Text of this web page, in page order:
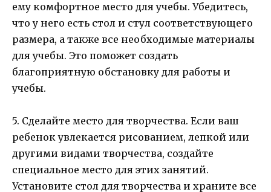
ему комфортное место для учебы. Убедитесь,
что у него есть стол и стул соответствующего
размера, а также все необходимые материалы
для учебы. Это поможет создать
благоприятную обстановку для работы и
учебы.
5. Сделайте место для творчества. Если ваш
ребенок увлекается рисованием, лепкой или
другими видами творчества, создайте
специальное место для этих занятий.
Установите стол для творчества и храните все